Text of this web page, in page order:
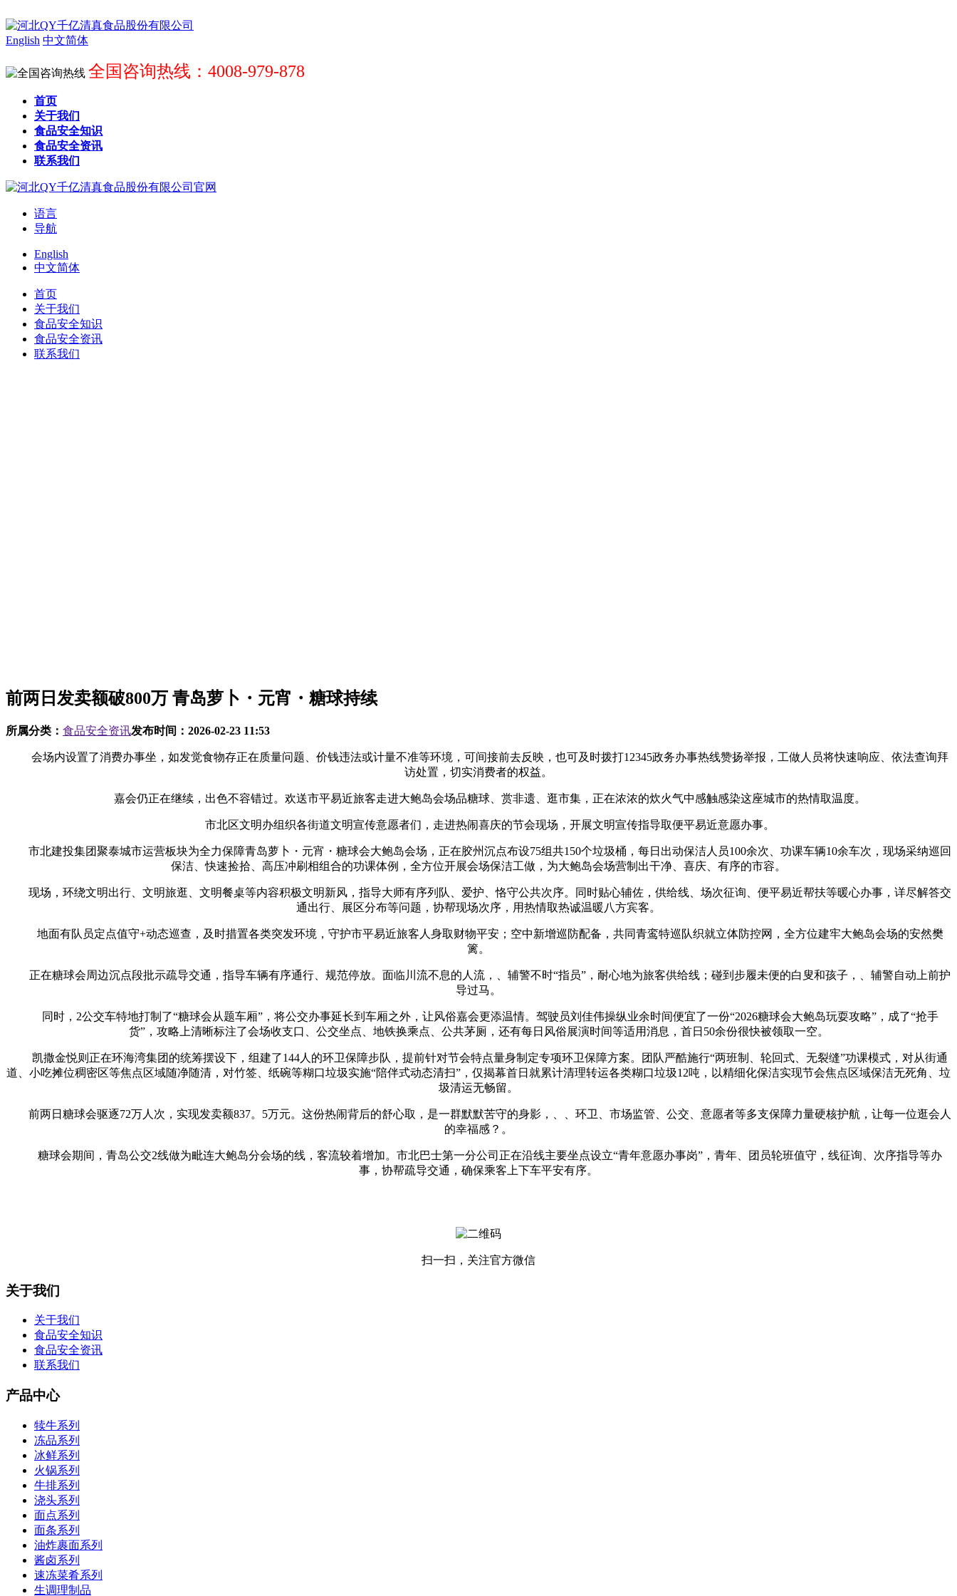
English 中文简体
全国咨询热线：4008-979-878
首页
关于我们
食品安全知识
食品安全资讯
联系我们
语言
导航
English
中文简体
首页
关于我们
食品安全知识
食品安全资讯
联系我们
前两日发卖额破800万 青岛萝卜・元宵・糖球持续
所属分类： 食品安全资讯发布时间： 2026-02-23 11:53
会场内设置了消费办事坐，如发觉食物存正在质量问题、价钱违法或计量不准等环境，可间接前去反映，也可及时拨打12345政务办事热线赞扬举报，工做人员将快速响应、依法查询拜
访处置，切实消费者的权益。
嘉会仍正在继续，出色不容错过。欢送市平易近旅客走进大鲍岛会场品糖球、赏非遗、逛市集，正在浓浓的炊火气中感触感染这座城市的热情取温度。
市北区文明办组织各街道文明宣传意愿者们，走进热闹喜庆的节会现场，开展文明宣传指导取便平易近意愿办事。
市北建投集团聚泰城市运营板块为全力保障青岛萝卜・元宵・糖球会大鲍岛会场，正在胶州沉点布设75组共150个垃圾桶，每日出动保洁人员100余次、功课车辆10余车次，现场采纳巡回
保洁、快速捡拾、高压冲刷相组合的功课体例，全方位开展会场保洁工做，为大鲍岛会场营制出干净、喜庆、有序的市容。
现场，环绕文明出行、文明旅逛、文明餐桌等内容积极文明新风，指导大师有序列队、爱护、恪守公共次序。同时贴心辅佐，供给线、场次征询、便平易近帮扶等暖心办事，详尽解答交
通出行、展区分布等问题，协帮现场次序，用热情取热诚温暖八方宾客。
地面有队员定点值守+动态巡查，及时措置各类突发环境，守护市平易近旅客人身取财物平安；空中新增巡防配备，共同青鸾特巡队织就立体防控网，全方位建牢大鲍岛会场的安然樊
篱。
正在糖球会周边沉点段批示疏导交通，指导车辆有序通行、规范停放。面临川流不息的人流，、辅警不时“指员”，耐心地为旅客供给线；碰到步履未便的白叟和孩子，、辅警自动上前护
导过马。
同时，2公交车特地打制了“糖球会从题车厢”，将公交办事延长到车厢之外，让风俗嘉会更添温情。驾驶员刘佳伟操纵业余时间便宜了一份“2026糖球会大鲍岛玩耍攻略”，成了“抢手
货”，攻略上清晰标注了会场收支口、公交坐点、地铁换乘点、公共茅厕，还有每日风俗展演时间等适用消息，首日50余份很快被领取一空。
凯撒金悦则正在环海湾集团的统筹摆设下，组建了144人的环卫保障步队，提前针对节会特点量身制定专项环卫保障方案。团队严酷施行“两班制、轮回式、无裂缝”功课模式，对从街通
道、小吃摊位稠密区等焦点区域随净随清，对竹签、纸碗等糊口垃圾实施“陪伴式动态清扫”，仅揭幕首日就累计清理转运各类糊口垃圾12吨，以精细化保洁实现节会焦点区域保洁无死角、垃
圾清运无畅留。
前两日糖球会驱逐72万人次，实现发卖额837。5万元。这份热闹背后的舒心取，是一群默默苦守的身影，、、环卫、市场监管、公交、意愿者等多支保障力量硬核护航，让每一位逛会人
的幸福感？。
糖球会期间，青岛公交2线做为毗连大鲍岛分会场的线，客流较着增加。市北巴士第一分公司正在沿线主要坐点设立“青年意愿办事岗”，青年、团员轮班值守，线征询、次序指导等办
事，协帮疏导交通，确保乘客上下车平安有序。
扫一扫，关注官方微信
关于我们
关于我们
食品安全知识
食品安全资讯
联系我们
产品中心
犊牛系列
冻品系列
冰鲜系列
火锅系列
牛排系列
浇头系列
面点系列
面条系列
油炸裹面系列
酱卤系列
速冻菜肴系列
生调理制品